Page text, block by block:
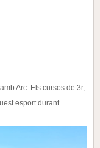
Arc. Els cursos de 3r,
esport durant